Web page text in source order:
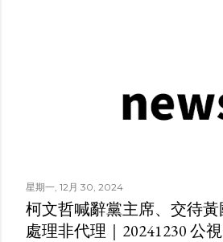
星期一, 12月 30, 2024
柯文哲喊辭黨主席、交待
處理非代理｜20241230 公